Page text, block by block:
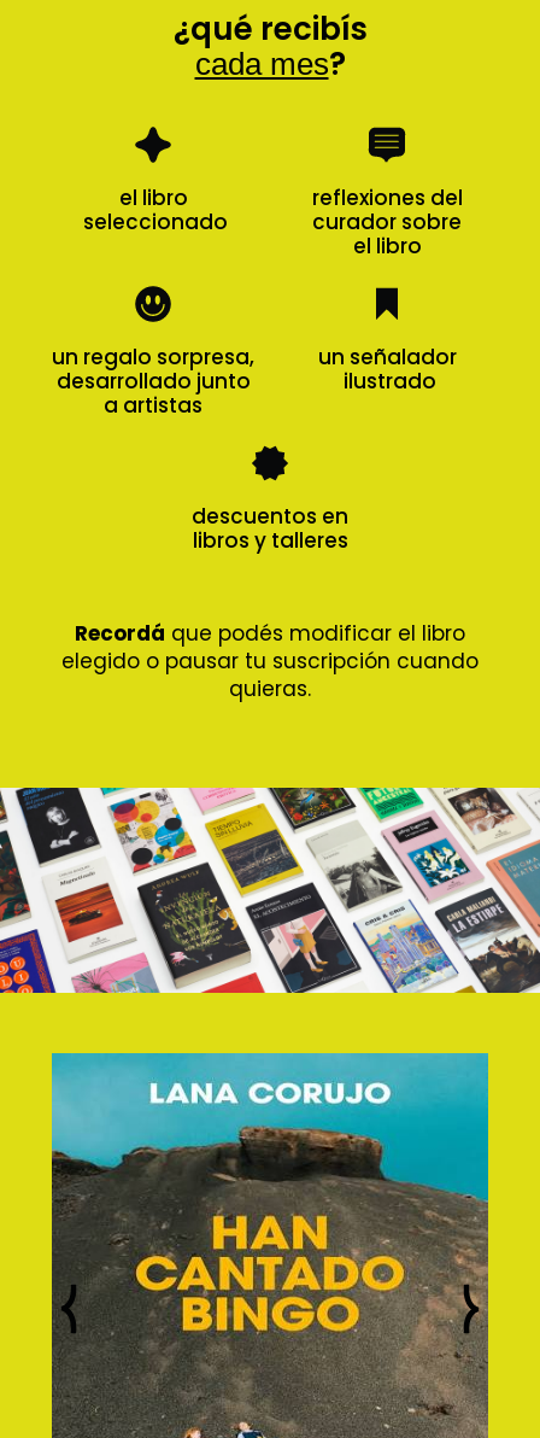
¿qué recibís
cada mes?
el libro
seleccionado
reflexiones del
curador sobre
el libro
un regalo sorpresa,
desarrollado junto
a artistas
un señalador
ilustrado
descuentos en
libros y talleres
Recordá que podés modificar el libro
elegido o pausar tu suscripción cuando
quieras.